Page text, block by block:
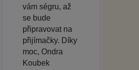
vám ségru, až
se bude
připravovat na
přijímačky. Díky
moc, Ondra
Koubek